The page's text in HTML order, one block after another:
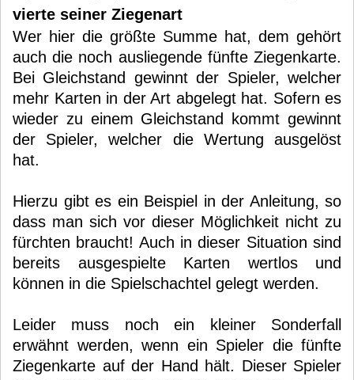
vierte seiner Ziegenart
Wer hier die größte Summe hat, dem gehört
auch die noch ausliegende fünfte Ziegenkarte.
Bei Gleichstand gewinnt der Spieler, welcher
mehr Karten in der Art abgelegt hat. Sofern es
wieder zu einem Gleichstand kommt gewinnt
der Spieler, welcher die Wertung ausgelöst
hat.
Hierzu gibt es ein Beispiel in der Anleitung, so
dass man sich vor dieser Möglichkeit nicht zu
fürchten braucht! Auch in dieser Situation sind
bereits ausgespielte Karten wertlos und
können in die Spielschachtel gelegt werden.
Leider muss noch ein kleiner Sonderfall
erwähnt werden, wenn ein Spieler die fünfte
Ziegenkarte auf der Hand hält. Dieser Spieler